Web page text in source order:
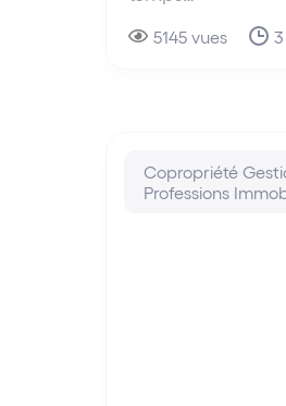
5145 vues
Copropriété
Professions